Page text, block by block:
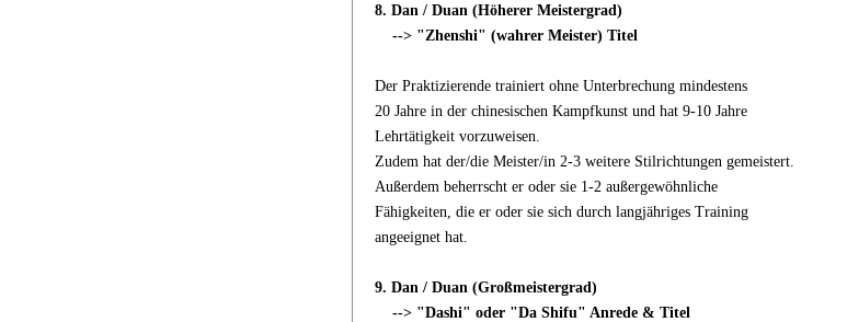
8. Dan / Duan (Höherer Meistergrad)
--> "Zhenshi" (wahrer Meister) Titel
Der Praktizierende trainiert ohne Unterbrechung mindestens
20 Jahre in der chinesischen Kampfkunst und hat 9-10 Jahre
Lehrtätigkeit vorzuweisen.
Zudem hat der/die Meister/in 2-3 weitere Stilrichtungen gemeistert.
Außerdem beherrscht er oder sie 1-2 außergewöhnliche
Fähigkeiten, die er oder sie sich durch langjähriges Training
angeeignet hat.
9. Dan / Duan (Großmeistergrad)
--> "Dashi" oder "Da Shifu" Anrede & Titel